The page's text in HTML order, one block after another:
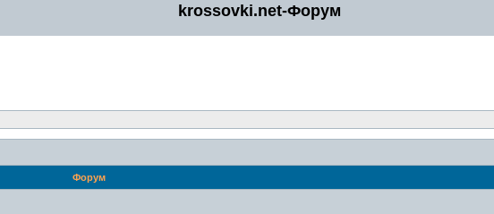
krossovki.net-Форум
Форум